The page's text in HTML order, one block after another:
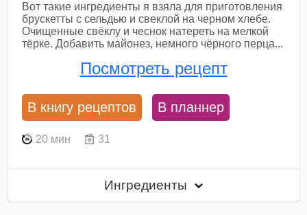
Вот такие ингредиенты я взяла для приготовления
брускетты с сельдью и свеклой на черном хлебе.
Очищенные свёклу и чеснок натереть на мелкой
тёрке. Добавить майонез, немного чёрного перца...
Посмотреть рецепт
В книгу рецептов В планнер
20 мин 31
Ингредиенты